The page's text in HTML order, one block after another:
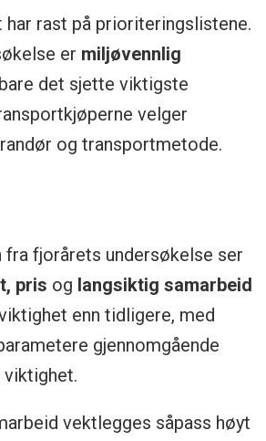
rast på prioriteringslistene.
er miljøvennlig
det sjette viktigste
velger
og transportmetode.
fra fjorårets undersøkelse ser
pris og langsiktig samarbeid
enn tidligere, med
gjennomgående
vektlegges såpass høyt